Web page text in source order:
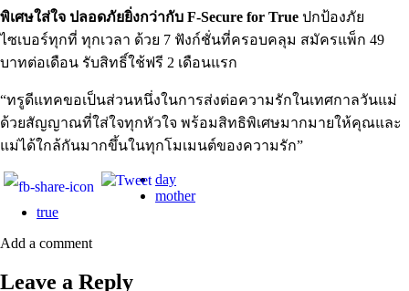
พิเศษใส่ใจ ปลอดภัยยิ่งกว่ากับ F-Secure for True ปกป้องภัย
ไซเบอร์ทุกที่ ทุกเวลา ด้วย 7 ฟังก์ชั่นที่ครอบคลุม สมัครแพ็ก 49
บาทต่อเดือน รับสิทธิ์ใช้ฟรี 2 เดือนแรก
“ทรูดีแทคขอเป็นส่วนหนึ่งในการส่งต่อความรักในเทศกาลวันแม่
ด้วยสัญญาณที่ใส่ใจทุกหัวใจ พร้อมสิทธิพิเศษมากมายให้คุณและ
แม่ได้ใกล้กันมากขึ้นในทุกโมเมนต์ของความรัก”
day
mother
true
Add a comment
Leave a Reply